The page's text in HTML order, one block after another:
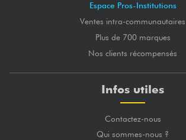
Espace Pros-Institutions
Ventes intra-communautaires
Plus de 700 marques
Nos clients récompensés
Infos utiles
Contactez-nous
Qui sommes-nous ?